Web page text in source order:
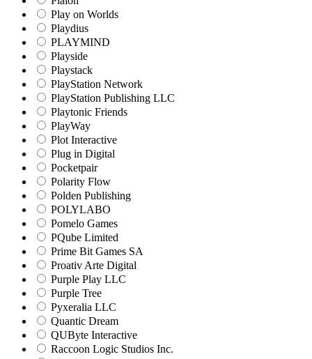
Play on Worlds
Playdius
PLAYMIND
Playside
Playstack
PlayStation Network
PlayStation Publishing LLC
Playtonic Friends
PlayWay
Plot Interactive
Plug in Digital
Pocketpair
Polarity Flow
Polden Publishing
POLYLABO
Pomelo Games
PQube Limited
Prime Bit Games SA
Proativ Arte Digital
Purple Play LLC
Purple Tree
Pyxeralia LLC
Quantic Dream
QUByte Interactive
Raccoon Logic Studios Inc.